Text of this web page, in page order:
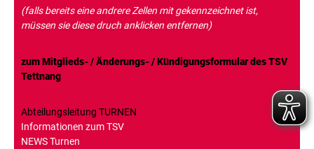
(falls bereits eine andrere Zellen mit gekennzeichnet ist,
müssen sie diese druch anklicken entfernen)
zum Mitglieds- / Änderungs- / Kündigungsformular des TSV
Tettnang
Abteilungsleitung TURNEN
Informationen zum TSV
NEWS Turnen